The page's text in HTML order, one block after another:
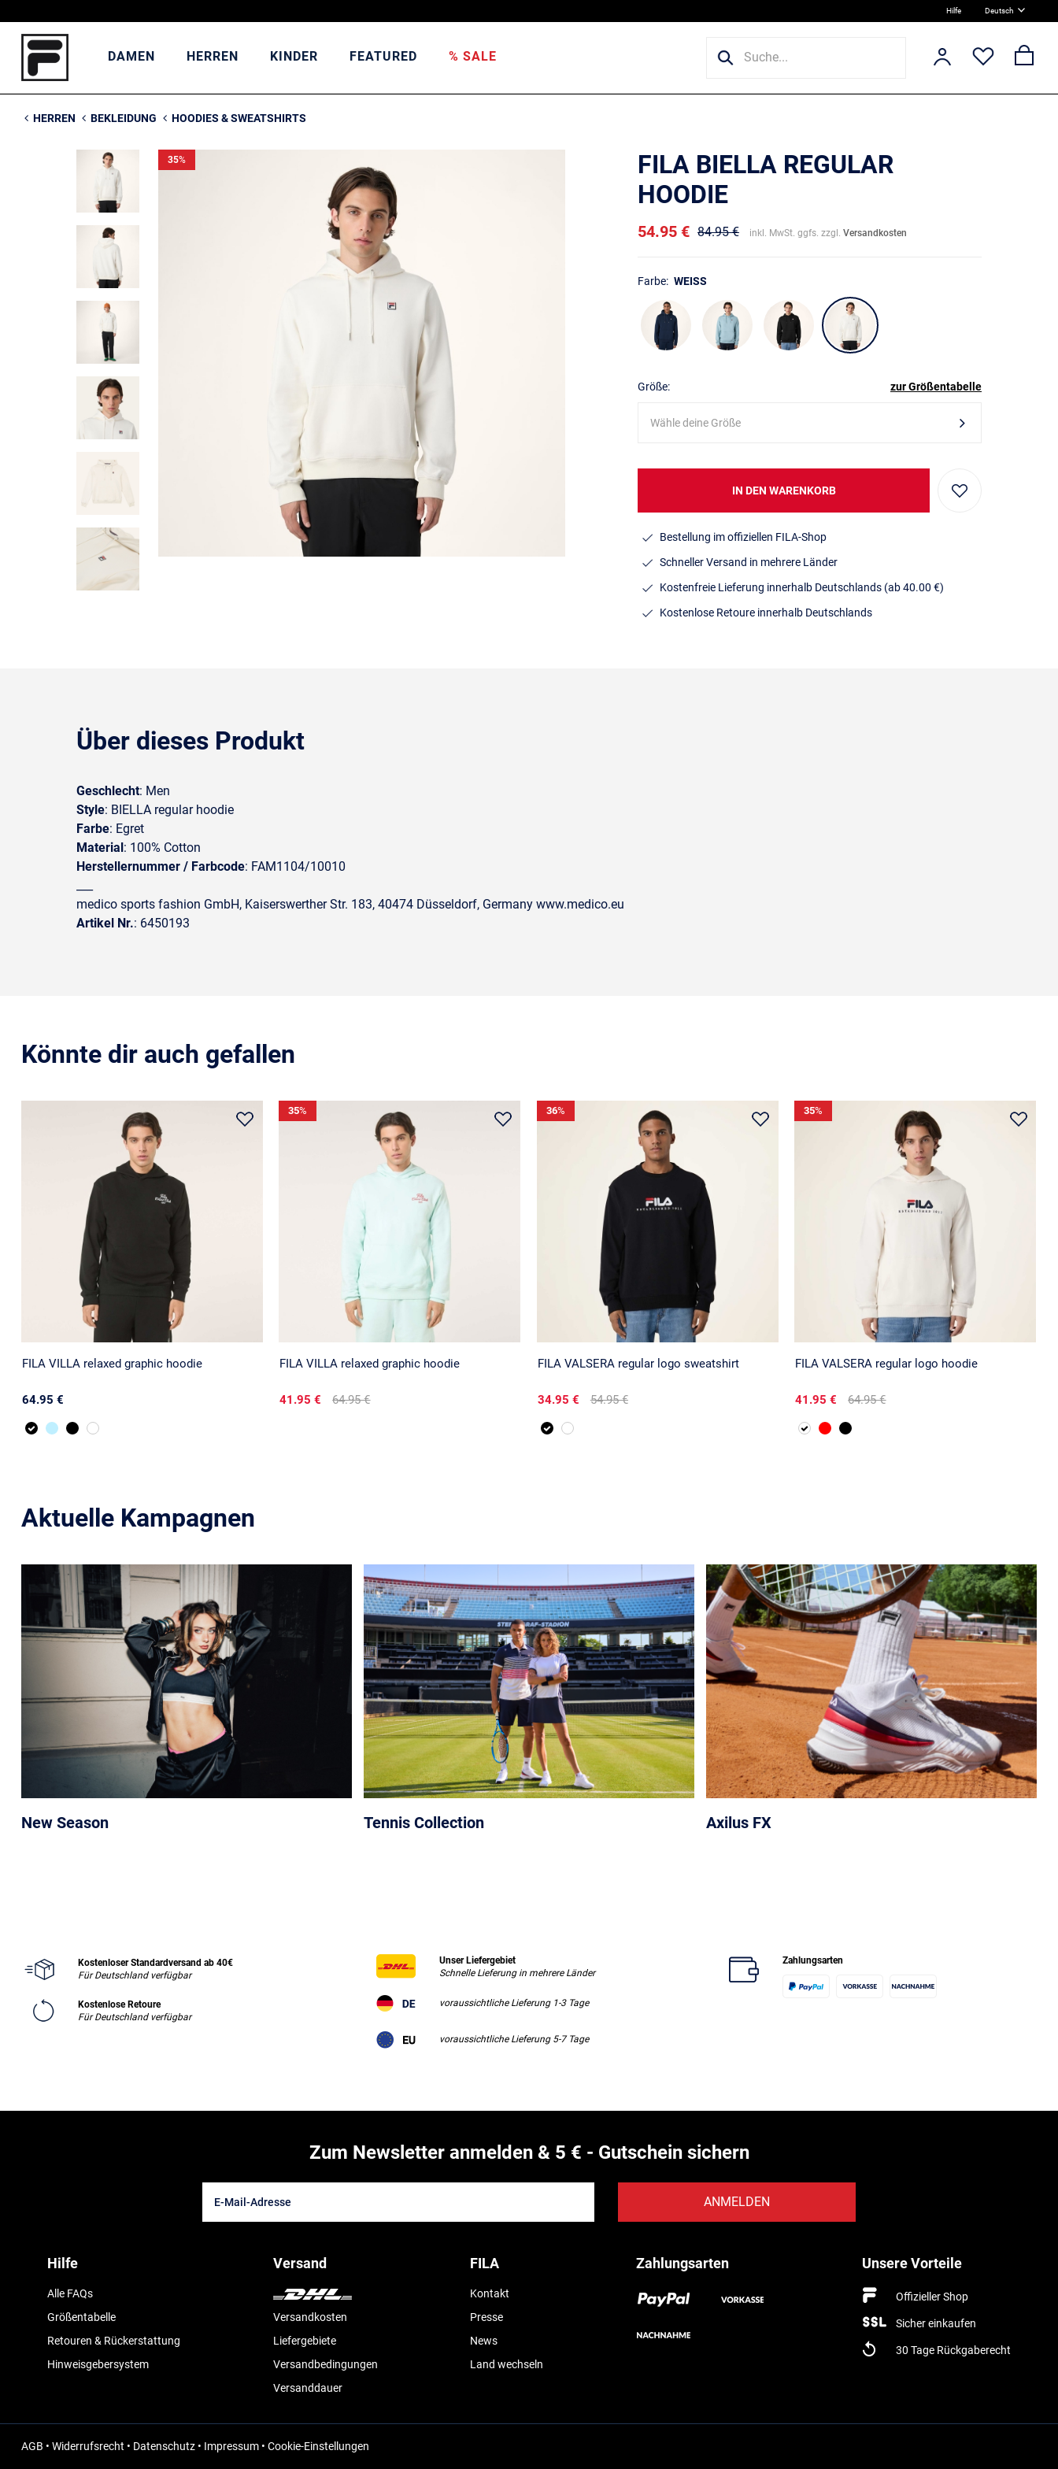
Hilfe Deutsch
DAMEN HERREN KINDER FEATURED % SALE
HERREN BEKLEIDUNG HOODIES & SWEATSHIRTS
35%
FILA BIELLA REGULAR
HOODIE
54.95 € 84.95 € inkl. MwSt. ggfs. zzgl. Versandkosten
Farbe: WEISS
Größe: zur Größentabelle
Wähle deine Größe
IN DEN WARENKORB
Bestellung im offiziellen FILA-Shop
Schneller Versand in mehrere Länder
Kostenfreie Lieferung innerhalb Deutschlands (ab 40.00 €)
Kostenlose Retoure innerhalb Deutschlands
Über dieses Produkt
Geschlecht: Men
Style: BIELLA regular hoodie
Farbe: Egret
Material: 100% Cotton
Herstellernummer / Farbcode: FAM1104/10010
medico sports fashion GmbH, Kaiserswerther Str. 183, 40474 Düsseldorf, Germany www.medico.eu
Artikel Nr.: 6450193
Könnte dir auch gefallen
FILA VILLA relaxed graphic hoodie
64.95 €
FILA VILLA relaxed graphic hoodie
41.95 € 64.95 €
35%
FILA VALSERA regular logo sweatshirt
34.95 € 54.95 €
36%
FILA VALSERA regular logo hoodie
41.95 € 64.95 €
35%
Aktuelle Kampagnen
New Season Tennis Collection Axilus FX
Kostenloser Standardversand ab 40€
Für Deutschland verfügbar
Kostenlose Retoure
Für Deutschland verfügbar
Unser Liefergebiet
Schnelle Lieferung in mehrere Länder
voraussichtliche Lieferung 1-3 Tage
voraussichtliche Lieferung 5-7 Tage
Zahlungsarten
Zum Newsletter anmelden & 5 € - Gutschein sichern
ANMELDEN
Hilfe
Alle FAQs
Größentabelle
Retouren & Rückerstattung
Hinweisgebersystem
Versand
Versandkosten
Liefergebiete
Versandbedingungen
Versanddauer
FILA
Kontakt
Presse
News
Land wechseln
Zahlungsarten Unsere Vorteile
Offizieller Shop
Sicher einkaufen
30 Tage Rückgaberecht
AGB • Widerrufsrecht • Datenschutz• Impressum• Cookie-Einstellungen